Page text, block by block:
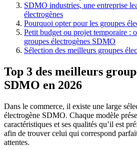
SDMO industries, une entreprise
électrogènes
Pourquoi opter pour les groupes
Petit budget ou projet temporaire :
groupes électrogènes SDMO
Sélection des meilleurs groupes
Top 3 des meilleurs
SDMO en 2026
Dans le commerce, il existe une large
électrogène SDMO. Chaque modèle
caractéristiques et ses qualités qu’il est
afin de trouver celui qui correspond
attentes.